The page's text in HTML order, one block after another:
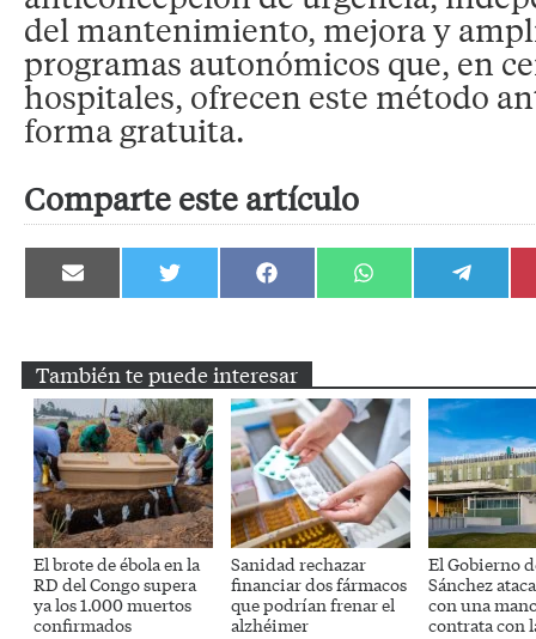
del mantenimiento, mejora y
programas autonómicos que, en
hospitales, ofrecen este método
forma gratuita.
Comparte este artículo
Compartir
en
Compartir
en
Compartir
en
Compartir
en
Compartir
en
También te puede interesar
El brote de ébola en la
RD del Congo supera
ya los 1.000 muertos
confirmados
Sanidad rechazar
financiar dos fármacos
que podrían frenar el
alzhéimer
El Gobierno
Sánchez
con una
contrata con